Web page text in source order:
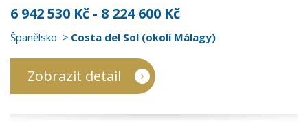
6 942 530 Kč - 8 224 600 Kč
Španělsko Costa del Sol (okolí Málagy)
Zobrazit detail